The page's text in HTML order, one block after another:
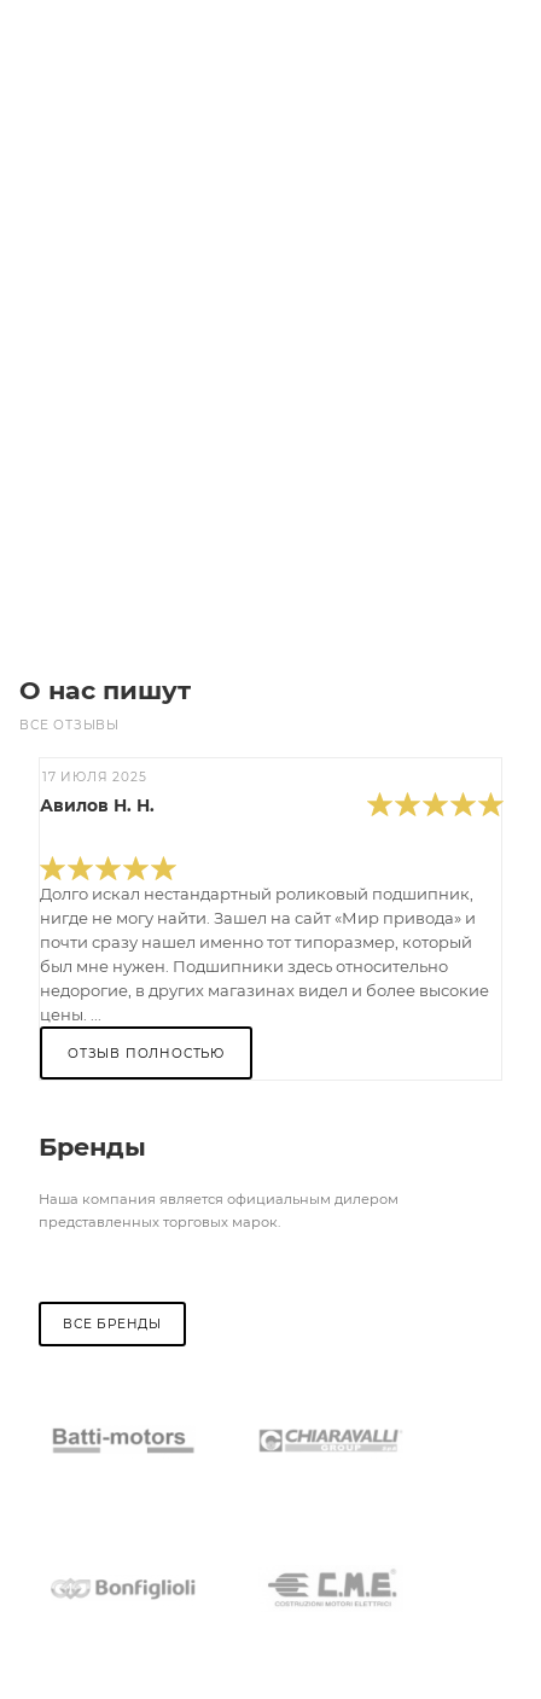
О нас пишут
ВСЕ ОТЗЫВЫ
17 ИЮЛЯ 2025
Авилов Н. Н.
Долго искал нестандартный роликовый подшипник,
нигде не могу найти. Зашел на сайт «Мир привода» и
почти сразу нашел именно тот типоразмер, который
был мне нужен. Подшипники здесь относительно
недорогие, в других магазинах видел и более высокие
цены. ...
ОТЗЫВ ПОЛНОСТЬЮ
Бренды
Наша компания является официальным дилером
представленных торговых марок.
ВСЕ БРЕНДЫ